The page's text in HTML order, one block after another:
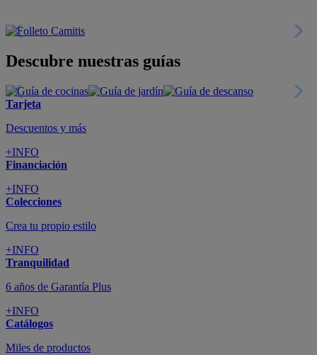
Descubre nuestras guías
Tarjeta
Descuentos y más
+INFO
Financiación
+INFO
Colecciones
Crea tu propio estilo
+INFO
Tranquilidad
6 años de Garantía Plus
+INFO
Catálogos
Miles de productos